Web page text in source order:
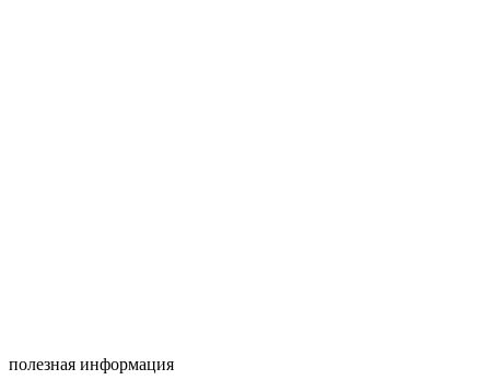
полезная информация